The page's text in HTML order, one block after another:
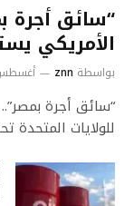
“سائق أجرة
الأمريكي
بواسطة znn أغسطس 6,
“سائق أجرة
للولايات المتحدة